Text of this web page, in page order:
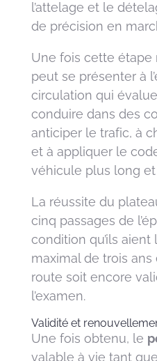
l’attelage et le
de précision en
Une fois cette étape
peut se présenter à
circulation qui
conduire dans des
anticiper le trafic, à
et à appliquer le
véhicule plus long
La réussite du
cinq passages de
condition qu’ils
maximal de trois
route soit encore
l’examen.
Validité et
Une fois obtenu, le
valable à vie tant